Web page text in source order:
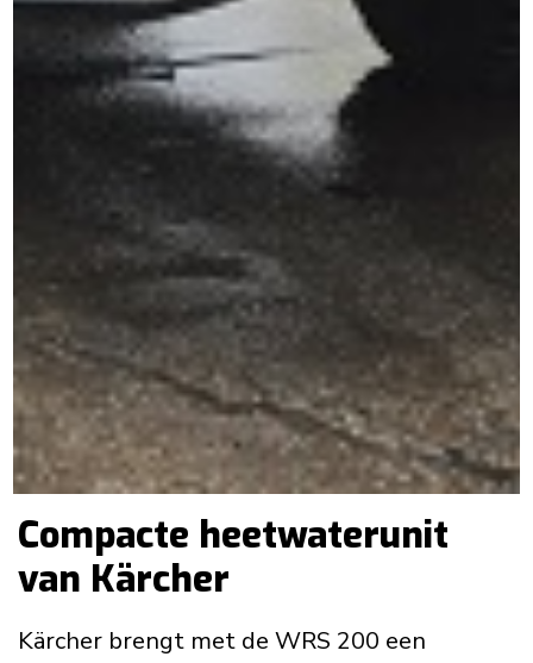
Compacte heetwaterunit
van Kärcher
Kärcher brengt met de WRS 200 een